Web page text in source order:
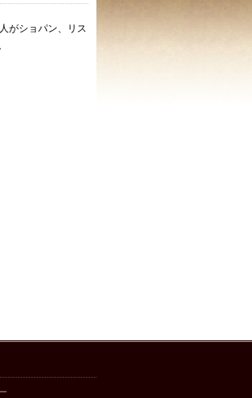
がショパン、リス